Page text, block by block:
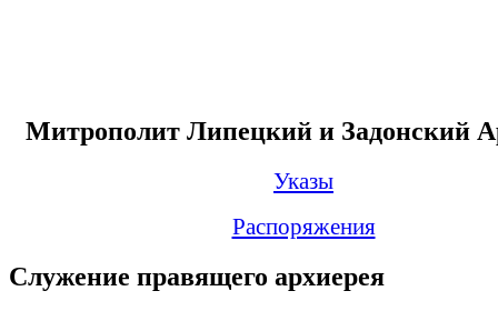
Митрополит Липецкий и Задонский
Указы
Распоряжения
Служение правящего архиерея